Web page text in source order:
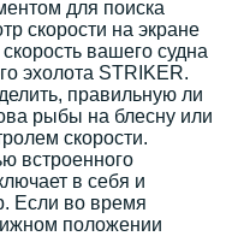
для поиска
скорости на экране
вашего судна
эхолота STRIKER.
правильную ли
рыбы на блесну или
скорости.
встроенного
в себя и
Если во время
положении